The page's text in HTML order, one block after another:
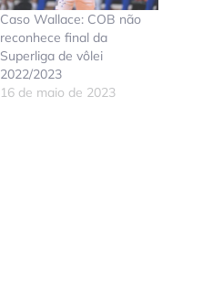
Caso Wallace: COB não
reconhece final da
Superliga de vôlei
2022/2023
16 de maio de 2023